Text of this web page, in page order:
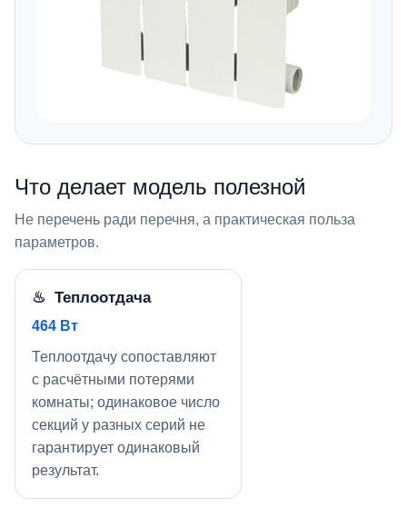
Что делает модель полезной
Не перечень ради перечня, а практическая польза
параметров.
♨ Теплоотдача
464 Вт
Теплоотдачу сопоставляют
с расчётными потерями
комнаты; одинаковое число
секций у разных серий не
гарантирует одинаковый
результат.